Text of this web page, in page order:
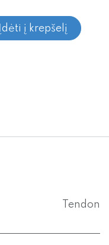
Įdėti į krepšelį
Tendon